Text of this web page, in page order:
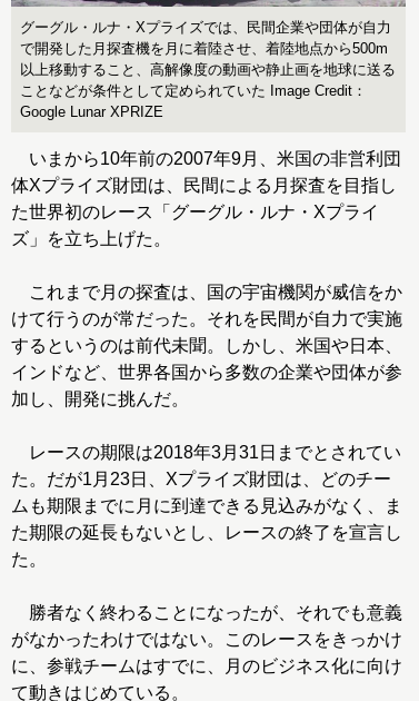
グーグル・ルナ・Xプライズでは、民間企業や団体が自力
で開発した月探査機を月に着陸させ、着陸地点から500m
以上移動すること、高解像度の動画や静止画を地球に送る
ことなどが条件として定められていた Image Credit：
Google Lunar XPRIZE
いまから10年前の2007年9月、米国の非営利団
体Xプライズ財団は、民間による月探査を目指し
た世界初のレース「グーグル・ルナ・Xプライ
ズ」を立ち上げた。
これまで月の探査は、国の宇宙機関が威信をか
けて行うのが常だった。それを民間が自力で実施
するというのは前代未聞。しかし、米国や日本、
インドなど、世界各国から多数の企業や団体が参
加し、開発に挑んだ。
レースの期限は2018年3月31日までとされてい
た。だが1月23日、Xプライズ財団は、どのチー
ムも期限までに月に到達できる見込みがなく、ま
た期限の延長もないとし、レースの終了を宣言し
た。
勝者なく終わることになったが、それでも意義
がなかったわけではない。このレースをきっかけ
に、参戦チームはすでに、月のビジネス化に向け
て動きはじめている。